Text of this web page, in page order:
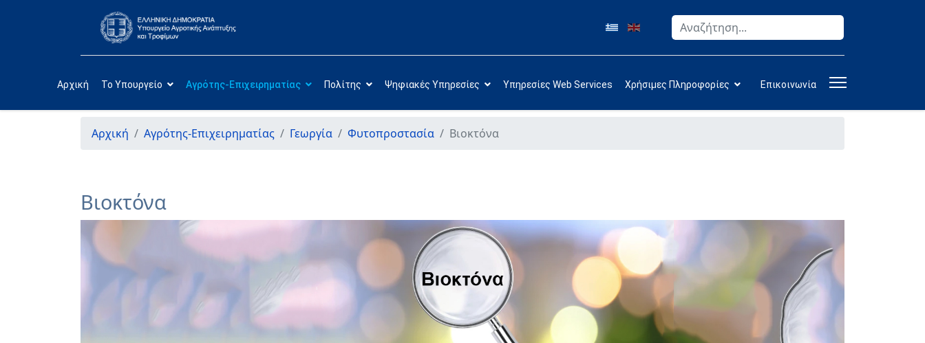
Αναζήτηση
Αρχική Το Υπουργείο Αγρότης-Επιχειρηματίας Πολίτης Ψηφιακές Υπηρεσίες Υπηρεσίες Web Services Χρήσιμες Πληροφορίες Επικοινωνία
Αρχική Αγρότης-Επιχειρηματίας Γεωργία Φυτοπροστασία Βιοκτόνα
Βιοκτόνα